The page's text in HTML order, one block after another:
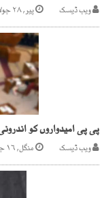
ویب ڈیسک پیر, ۲۸ جولائی ۲۰۲۵
پی پی امیدواروں کو
ویب ڈیسک منگل, ۱۶ جنوری ۲۰۲۴